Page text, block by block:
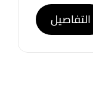
التفاصيل